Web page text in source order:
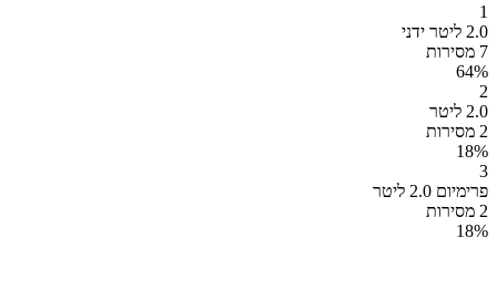
1
2.0 ליטר ידני
7 מסירות
64%
2
2.0 ליטר
2 מסירות
18%
3
פרימיום 2.0 ליטר
2 מסירות
18%